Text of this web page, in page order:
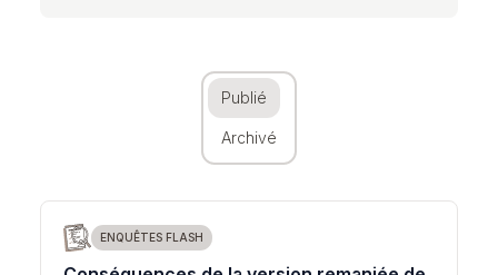
Publié
Archivé
ENQUÊTES FLASH